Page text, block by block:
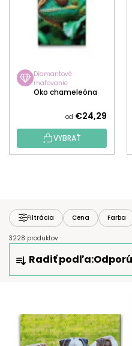
Diamantové
maľovanie
Oko chameleóna
od €24,29
VYBRAŤ
Filtrácia Cena Farba
3228 produktov
D
Radiť podľa: